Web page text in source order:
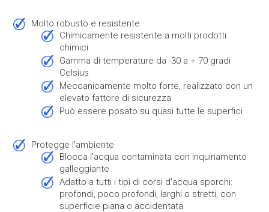
Molto robusto e resistente
chimicamente resistente a molti prodotti
chimici
gamma di temperature da -30 a + 70 gradi
Celsius
meccanicamente molto forte, realizzato con un
elevato fattore di sicurezza
può essere posato su quasi tutte le superfici
protegge l'ambiente
blocca l'acqua contaminata con inquinamento
galleggiante
adatto a tutti i tipi di corsi d'acqua sporchi:
profondi, poco profondi, larghi o stretti, con
superficie piana o accidentata